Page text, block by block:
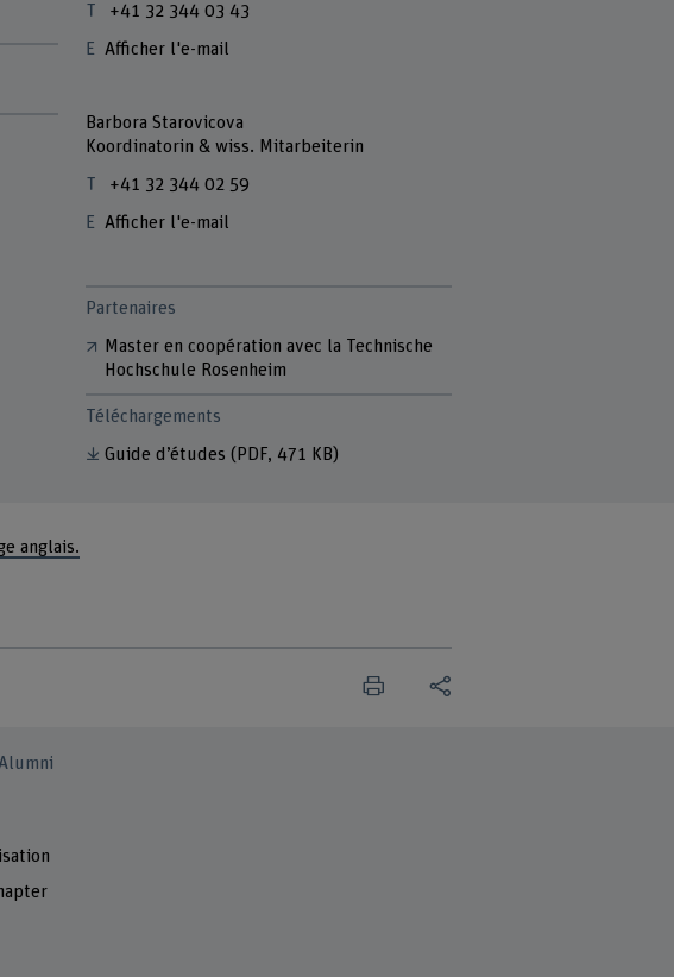
+41 32 344 03 43
Afficher l'e-mail
Barbora Starovicova
Koordinatorin & wiss. Mitarbeiterin
+41 32 344 02 59
Afficher l'e-mail
Partenaires
Master en coopération avec la Technische
Hochschule Rosenheim
Téléchargements
Guide d’études (PDF, 471 KB)
anglais.